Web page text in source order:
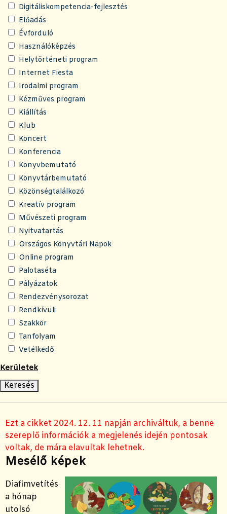
Digitáliskompetencia-fejlesztés
Előadás
Évforduló
Használóképzés
Helytörténeti program
Internet Fiesta
Irodalmi program
Kézműves program
Kiállítás
Klub
Koncert
Konferencia
Könyvbemutató
Könyvtárbemutató
Közönségtalálkozó
Kreatív program
Művészeti program
Nyitvatartás
Országos Könyvtári Napok
Online program
Palotaséta
Pályázatok
Rendezvénysorozat
Rendkívüli
Szakkör
Tanfolyam
Vetélkedő
Kerületek
Ezt a cikket 2024. 12. 11 napján archiváltuk, a benne
szereplő információk a megjelenés idején pontosak
voltak, de mára elavultak lehetnek.
Mesélő képek
Diafimvetítés
a hónap
utolsó